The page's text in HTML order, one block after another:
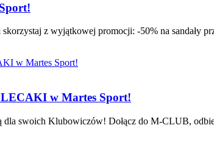
z wyjątkowej promocji: -50% na sandały
w Martes Sport!
dla swoich Klubowiczów! Dołącz do M-CLUB,